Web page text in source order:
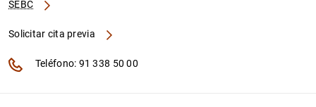
SEBC
Solicitar cita previa
Teléfono: 91 338 50 00